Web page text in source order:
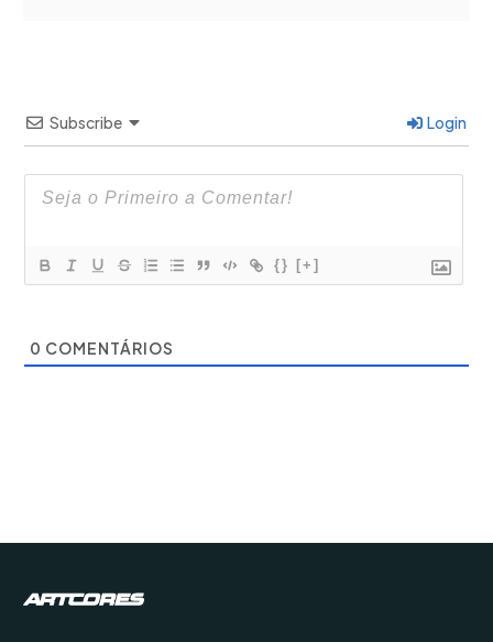
Subscribe Login
{} [+]
0 COMENTÁRIOS